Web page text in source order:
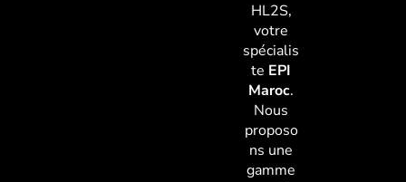
HL2S,
votre
spécialis
te EPI
Maroc.
Nous
proposo
ns une
gamme